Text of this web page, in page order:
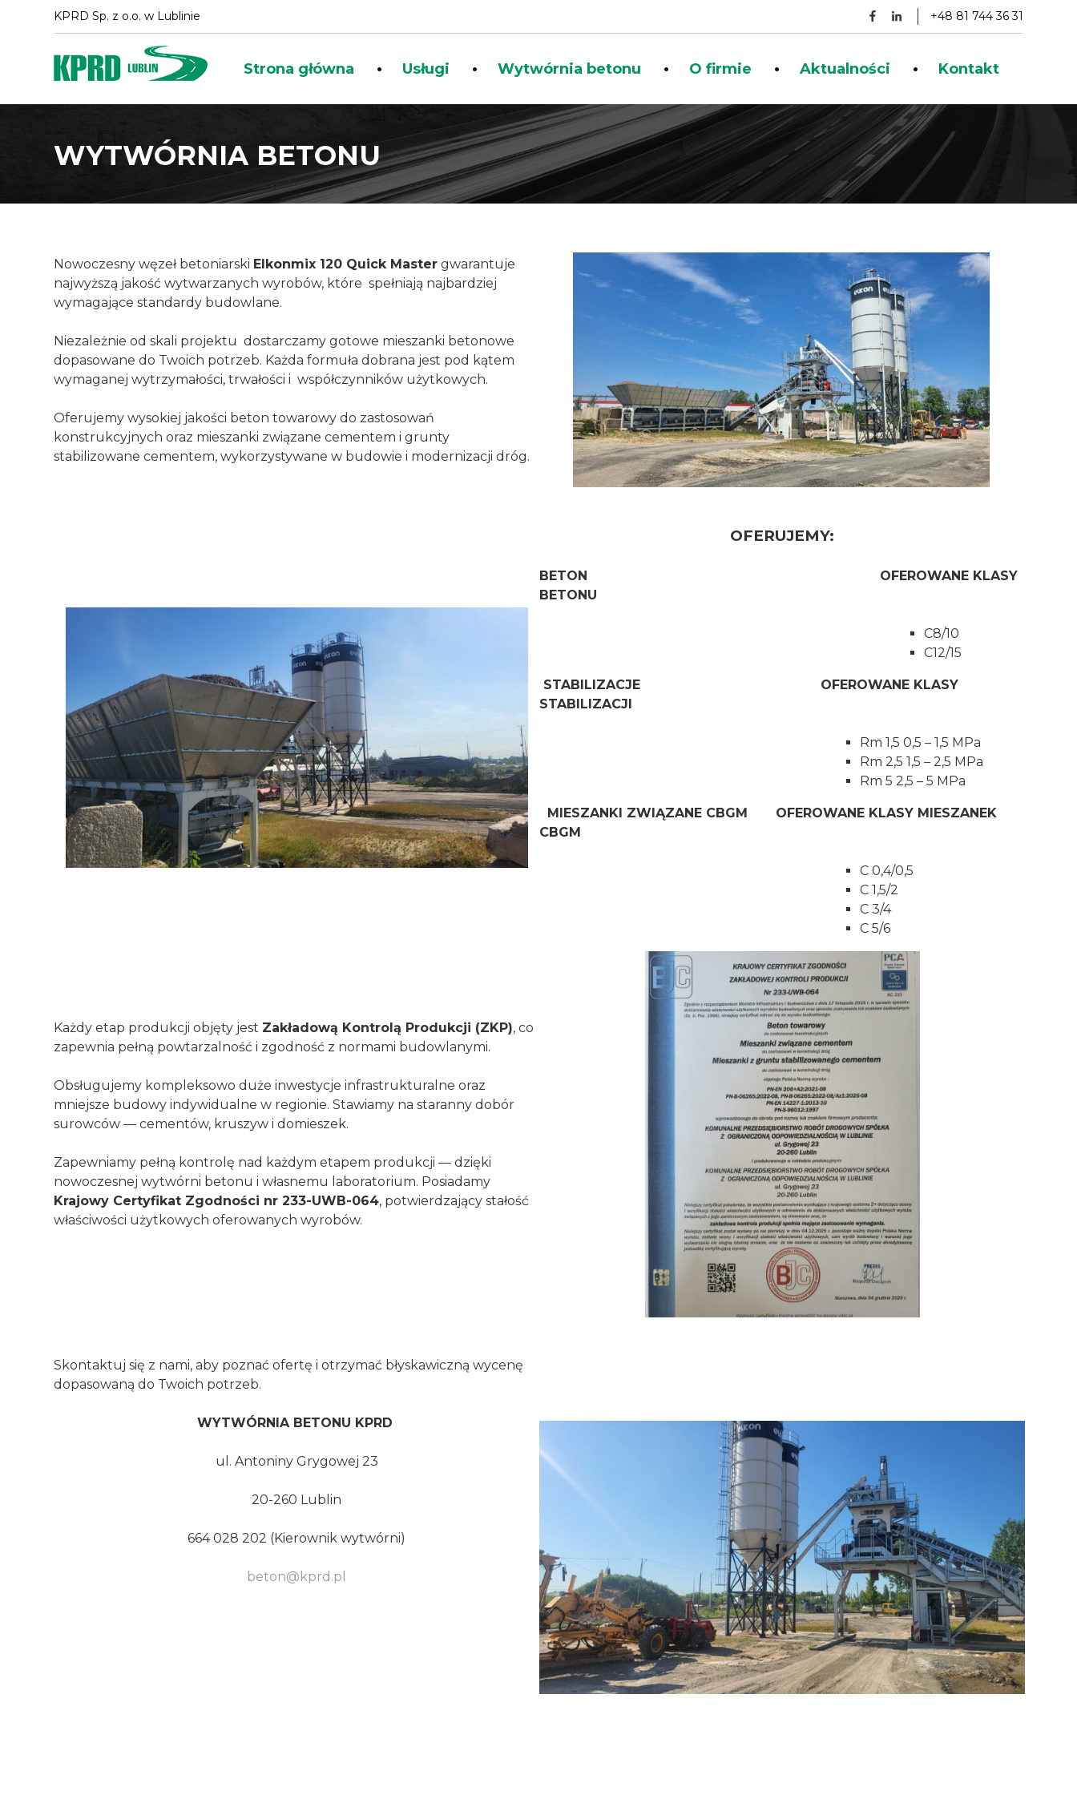
KPRD Sp. z o.o. w Lublinie +48 81 744 36 31
Strona główna Usługi Wytwórnia betonu O firmie Aktualności Kontakt
WYTWÓRNIA BETONU
Nowoczesny węzeł betoniarski Elkonmix 120 Quick Master gwarantuje
najwyższą jakość wytwarzanych wyrobów, które spełniają najbardziej
wymagające standardy budowlane.
Niezależnie od skali projektu dostarczamy gotowe mieszanki betonowe
dopasowane do Twoich potrzeb. Każda formuła dobrana jest pod kątem
wymaganej wytrzymałości, trwałości i współczynników użytkowych.
Oferujemy wysokiej jakości beton towarowy do zastosowań
konstrukcyjnych oraz mieszanki związane cementem i grunty
stabilizowane cementem, wykorzystywane w budowie i modernizacji dróg.
OFERUJEMY:
BETON OFEROWANE KLASY
BETONU
C8/10
C12/15
STABILIZACJE OFEROWANE KLASY
STABILIZACJI
Rm 1,5 0,5 – 1,5 MPa
Rm 2,5 1,5 – 2,5 MPa
Rm 5 2,5 – 5 MPa
MIESZANKI ZWIĄZANE CBGM OFEROWANE KLASY MIESZANEK
CBGM
C 0,4/0,5
C 1,5/2
C 3/4
C 5/6
Każdy etap produkcji objęty jest Zakładową Kontrolą Produkcji (ZKP), co
zapewnia pełną powtarzalność i zgodność z normami budowlanymi.
Obsługujemy kompleksowo duże inwestycje infrastrukturalne oraz
mniejsze budowy indywidualne w regionie. Stawiamy na staranny dobór
surowców — cementów, kruszyw i domieszek.
Zapewniamy pełną kontrolę nad każdym etapem produkcji — dzięki
nowoczesnej wytwórni betonu i własnemu laboratorium. Posiadamy
Krajowy Certyfikat Zgodności nr 233-UWB-064, potwierdzający stałość
właściwości użytkowych oferowanych wyrobów.
Skontaktuj się z nami, aby poznać ofertę i otrzymać błyskawiczną wycenę
dopasowaną do Twoich potrzeb.
WYTWÓRNIA BETONU KPRD
ul. Antoniny Grygowej 23
20-260 Lublin
664 028 202 (Kierownik wytwórni)
beton@kprd.pl